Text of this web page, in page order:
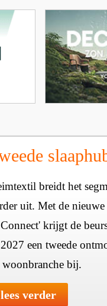
breidt het
uit. Met de
krijgt de
een tweede
woonbranche bij.
lees verder